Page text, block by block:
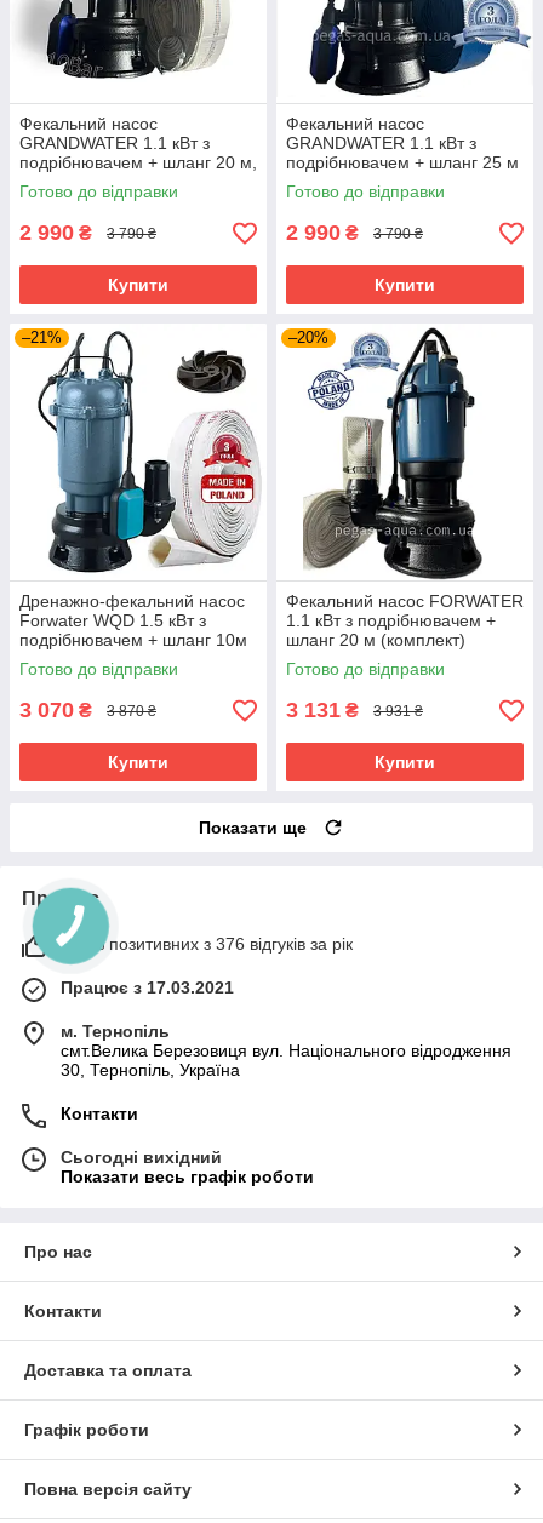
Фекальний насос
GRANDWATER 1.1 кВт з
подрібнювачем + шланг 20 м,
металевий трос, зажими,
хомут, рукавиці (комплект)
Готово до відправки
2 990 ₴ 3 790 ₴
Купити
Фекальний насос
GRANDWATER 1.1 кВт з
подрібнювачем + шланг 25 м
(комплект) гарантія 3 роки
Готово до відправки
2 990 ₴ 3 790 ₴
Купити
–21%
Дренажно-фекальний насос
Forwater WQD 1.5 кВт з
подрібнювачем + шланг 10м
(або 20м)
Готово до відправки
3 070 ₴ 3 870 ₴
Купити
–20%
Фекальний насос FORWATER
1.1 кВт з подрібнювачем +
шланг 20 м (комплект)
гарантія 3 роки
Готово до відправки
3 131 ₴ 3 931 ₴
Купити
Показати ще
Про нас
100% позитивних з 376 відгуків за рік
Працює з 17.03.2021
м. Тернопіль
смт.Велика Березовиця вул. Національного відродження
30, Тернопіль, Україна
Контакти
Сьогодні вихідний
Показати весь графік роботи
Про нас
Контакти
Доставка та оплата
Графік роботи
Повна версія сайту